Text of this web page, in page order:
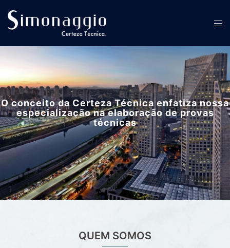
Desenvolvemos soluções amplas para
desafios complexos
QUEM SOMOS